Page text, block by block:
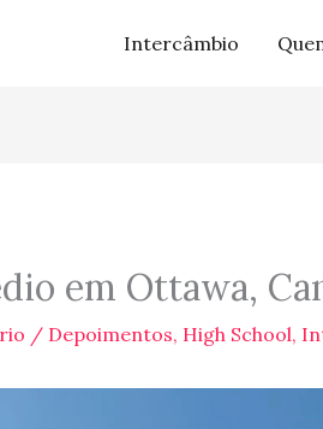
Intercâmbio
em Ottawa,
/ Depoimentos, High School,